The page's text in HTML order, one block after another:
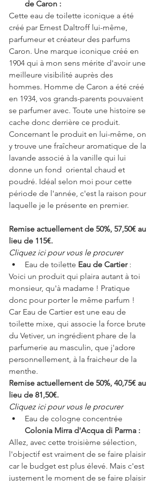
de Caron :
Cette eau de toilette iconique a été
créé par Ernest Daltroff lui-même,
parfumeur et créateur des parfums
Caron. Une marque iconique créé en
1904 qui à mon sens mérite d'avoir une
meilleure visibilité auprès des
hommes. Homme de Caron a été créé
en 1934, vos grands-parents pouvaient
se parfumer avec. Toute une histoire se
cache donc derrière ce produit.
Concernant le produit en lui-même, on
y trouve une fraîcheur aromatique de la
lavande associé à la vanille qui lui
donne un fond  oriental chaud et
poudré. Idéal selon moi pour cette
période de l'année, c'est la raison pour
laquelle je le présente en premier.
Remise actuellement de 50%, 57,50€ au
lieu de 115€.
Cliquez ici pour vous le procurer
Eau de toilette Eau de Cartier :
Voici un produit qui plaira autant à toi
monsieur, qu'à madame ! Pratique
donc pour porter le même parfum !
Car Eau de Cartier est une eau de
toilette mixe, qui associe la force brute
du Vetiver, un ingrédient phare de la
parfumerie au masculin, que j'adore
personnellement, à la fraicheur de la
menthe.
Remise actuellement de 50%, 40,75€ au
lieu de 81,50€.
Cliquez ici pour vous le procurer
Eau de cologne concentrée
Colonia Mirra d'Acqua di Parma :
Allez, avec cette troisième sélection,
l'objectif est vraiment de se faire plaisir
car le budget est plus élevé. Mais c'est
justement le moment de se faire plaisir